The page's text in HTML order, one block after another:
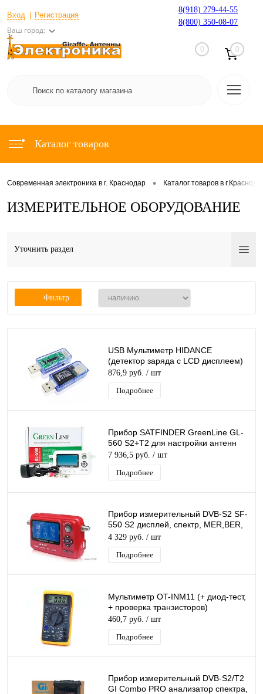
Вход Регистрация
Ваш город:
8(918) 279-44-55
8(800) 350-08-07
0 0
Каталог товаров
Современная электроника в г. Краснодар • Каталог товаров в
ИЗМЕРИТЕЛЬНОЕ ОБОРУДОВАНИЕ
Уточнить раздел
Фильтр
USB Мультиметр HIDANCE
(детектор заряда с LCD дисплеем)
876,9 руб. / шт
Подробнее
Прибор SATFINDER GreenLine GL-
560 S2+T2 для настройки антенн
7 936,5 руб. / шт
Подробнее
Прибор измерительный DVB-S2 SF-
550 S2 дисплей, спектр, MER,BER,
S/N, уровень, транспондер,
4 329 руб. / шт
Подробнее
Мультиметр OT-INM11 (+ диод-тест,
+ проверка транзисторов)
460,7 руб. / шт
Подробнее
Прибор измерительный DVB-S2/T2
GI Combo PRO анализатор спектра,